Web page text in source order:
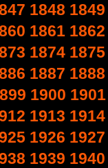
1848 1849
1861 1862
1874 1875
1887 1888
1900 1901
1913 1914
1926 1927
1939 1940